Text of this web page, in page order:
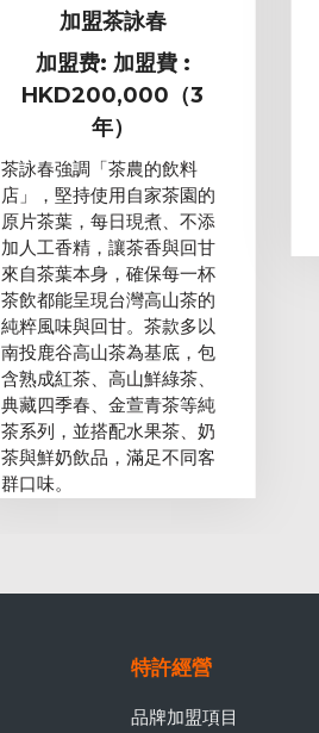
加盟茶詠春
加盟费: 加盟費 :
HKD200,000（3
年）
茶詠春強調「茶農的飲料
店」，堅持使用自家茶園的
原片茶葉，每日現煮、不添
加人工香精，讓茶香與回甘
來自茶葉本身，確保每一杯
茶飲都能呈現台灣高山茶的
純粹風味與回甘。茶款多以
南投鹿谷高山茶為基底，包
含熟成紅茶、高山鮮綠茶、
典藏四季春、金萱青茶等純
茶系列，並搭配水果茶、奶
茶與鮮奶飲品，滿足不同客
群口味。
特許經營
品牌加盟項目